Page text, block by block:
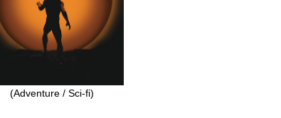
(Adventure / Sci-fi)